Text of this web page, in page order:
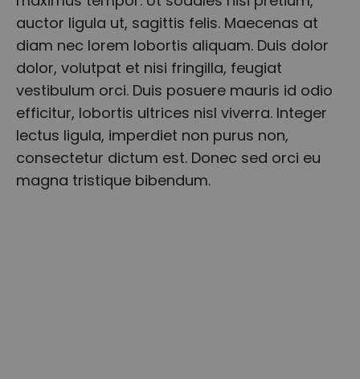
auctor ligula ut, sagittis felis. Maecenas at
diam nec lorem lobortis aliquam. Duis dolor
dolor, volutpat et nisi fringilla, feugiat
vestibulum orci. Duis posuere mauris id odio
efficitur, lobortis ultrices nisl viverra. Integer
lectus ligula, imperdiet non purus non,
consectetur dictum est. Donec sed orci eu
magna tristique bibendum.